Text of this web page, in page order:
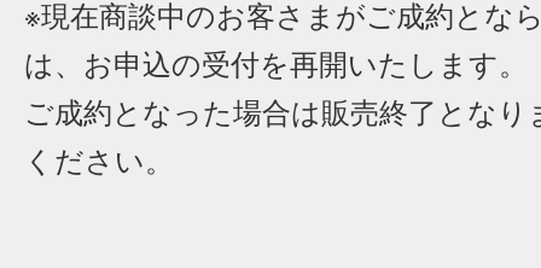
※現在商談中のお客さまがご成約とな
は、お申込の受付を再開いたします。
ご成約となった場合は販売終了となり
ください。